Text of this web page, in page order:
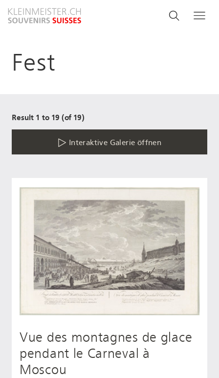
zum
Search
Suche
Fest
Result 1 to 19 (of 19)
Interaktive Galerie öffnen
Vue des montagnes de glace
pendant le Carneval à
Moscou